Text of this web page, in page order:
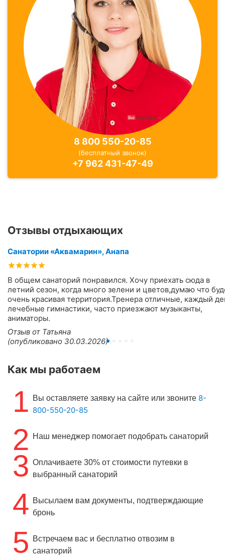
8 800 550-20-85
(бесплатный звонок)
+7 962 431-47-49
Отзывы отдыхающих
Санатории «Аквамарин», Анапа
В общем санаторий понравился. Хочу приехать сюда в
летний сезон, когда много зелени и цветов,думаю что
очень красивая территория.Тренера отличные, каждый
лечебные гимнастики, часто приезжают музыканты,
аниматоры.
Отзыв от Татьяна
(опубликовано 30.03.2026)
Как мы работаем
1 Вы оставляете заявку на сайте или звоните 8-
800-550-20-85
2 Наш менеджер помогает подобрать санаторий
3 Оплачиваете 30% от стоимости путевки в
выбранный санаторий
4 Высылаем вам документы, подтверждающие
бронь
5
Встречаем вас и бесплатно отвозим в
санаторий